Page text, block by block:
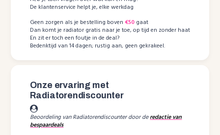
De klantenservice helpt je, elke werkdag
Geen zorgen als je bestelling boven€50 gaat
Dan komt je radiator gratis naar je toe, op tijd en zonder haat
En zit er toch een foutje in de deal?
Bedenktijd van 14 dagen; rustig aan, geen gekrakeel.
Onze ervaring met
Radiatorendiscounter
Beoordeling van Radiatorendiscounter door deredactie van
bespaardeals